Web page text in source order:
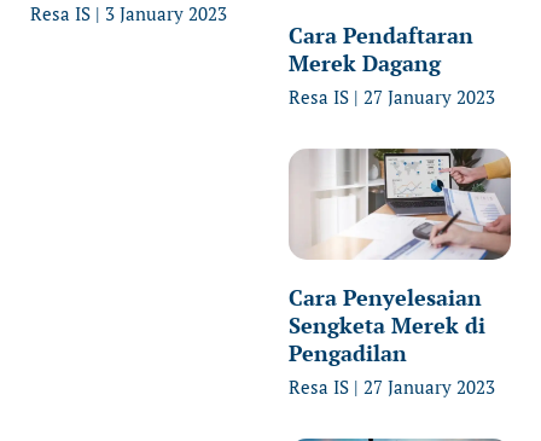
Resa IS 3 January 2023
Cara Pendaftaran
Merek Dagang
Resa IS 27 January 2023
Cara Penyelesaian
Sengketa Merek di
Pengadilan
Resa IS 27 January 2023